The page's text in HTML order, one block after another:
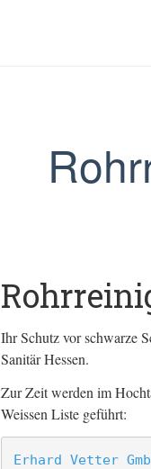
Ihr Schutz vor schwarze
Sanitär Hessen.
Zur Zeit werden im
Weissen Liste geführt:
Erhard Vetter